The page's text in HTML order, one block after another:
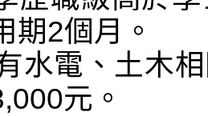
期2個月。
元。